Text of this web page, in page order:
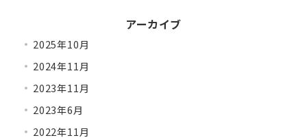
アーカイブ
2025年10月
2024年11月
2023年11月
2023年6月
2022年11月